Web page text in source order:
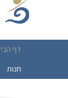
דף
חנות